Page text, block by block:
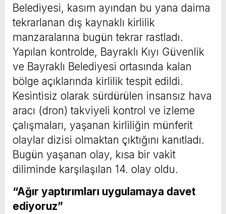
Belediyesi, kasım ayından bu yana daima
tekrarlanan dış kaynaklı kirlilik
manzaralarına bugün tekrar rastladı.
Yapılan kontrolde, Bayraklı Kıyı Güvenlik
ve Bayraklı Belediyesi ortasında kalan
bölge açıklarında kirlilik tespit edildi.
Kesintisiz olarak sürdürülen insansız hava
aracı (dron) takviyeli kontrol ve izleme
çalışmaları, yaşanan kirliliğin münferit
olaylar dizisi olmaktan çıktığını kanıtladı.
Bugün yaşanan olay, kısa bir vakit
diliminde karşılaşılan 14. olay oldu.
“Ağır yaptırımları uygulamaya davet
ediyoruz”